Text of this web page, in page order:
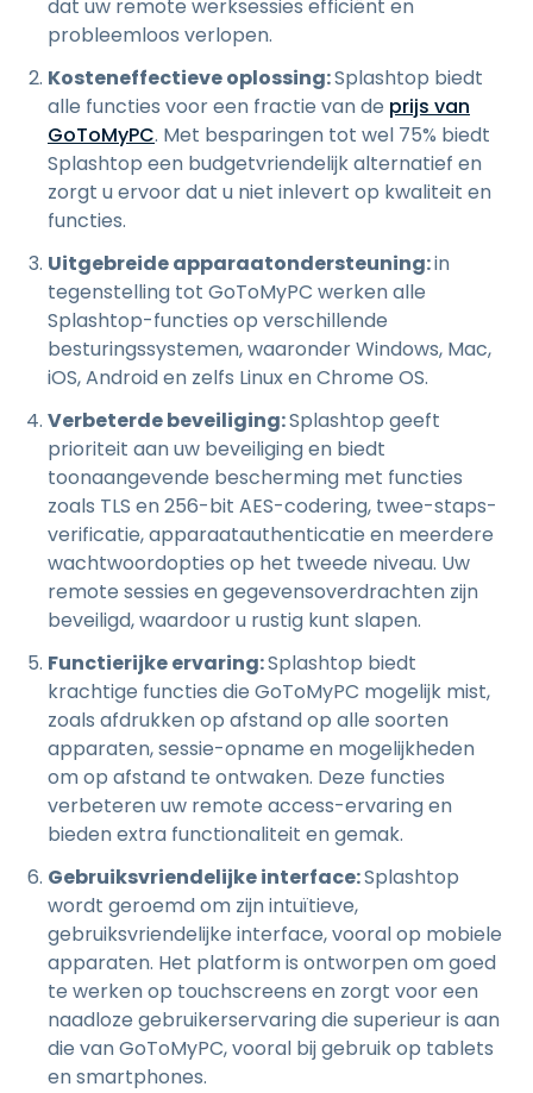
dat uw remote werksessies efficiënt en
probleemloos verlopen.
Kosteneffectieve oplossing:Splashtop biedt
alle functies voor een fractie van de prijs van
GoToMyPC. Met besparingen tot wel 75% biedt
Splashtop een budgetvriendelijk alternatief en
zorgt u ervoor dat u niet inlevert op kwaliteit en
functies.
Uitgebreide apparaatondersteuning:in
tegenstelling tot GoToMyPC werken alle
Splashtop-functies op verschillende
besturingssystemen, waaronder Windows, Mac,
iOS, Android en zelfs Linux en Chrome OS.
Verbeterde beveiliging:Splashtop geeft
prioriteit aan uw beveiliging en biedt
toonaangevende bescherming met functies
zoals TLS en 256-bit AES-codering, twee-staps-
verificatie, apparaatauthenticatie en meerdere
wachtwoordopties op het tweede niveau. Uw
remote sessies en gegevensoverdrachten zijn
beveiligd, waardoor u rustig kunt slapen.
Functierijke ervaring:Splashtop biedt
krachtige functies die GoToMyPC mogelijk mist,
zoals afdrukken op afstand op alle soorten
apparaten, sessie-opname en mogelijkheden
om op afstand te ontwaken. Deze functies
verbeteren uw remote access-ervaring en
bieden extra functionaliteit en gemak.
Gebruiksvriendelijke interface:Splashtop
wordt geroemd om zijn intuïtieve,
gebruiksvriendelijke interface, vooral op mobiele
apparaten. Het platform is ontworpen om goed
te werken op touchscreens en zorgt voor een
naadloze gebruikerservaring die superieur is aan
die van GoToMyPC, vooral bij gebruik op tablets
en smartphones.